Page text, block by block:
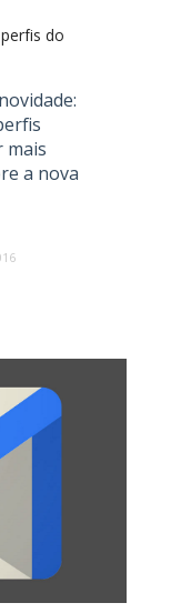
do
mais
a nova